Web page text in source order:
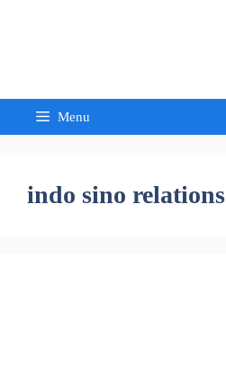
Menu
indo sino relations